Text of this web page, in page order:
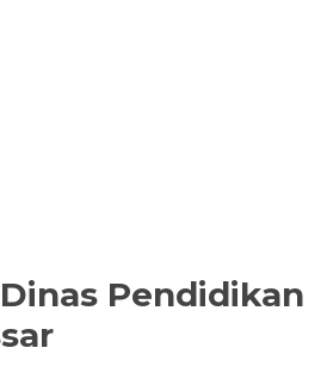
Pendidikan